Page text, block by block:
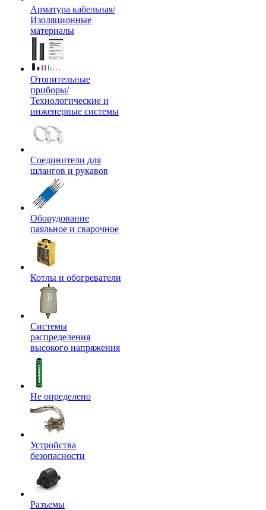
Арматура кабельная/
Изоляционные
материалы
Отопительные
приборы/
Технологические и
инженерные системы
Соединители для
шлангов и рукавов
Оборудование
паяльное и сварочное
Котлы и обогреватели
Системы
распределения
высокого напряжения
Не определено
Устройства
безопасности
Разъемы